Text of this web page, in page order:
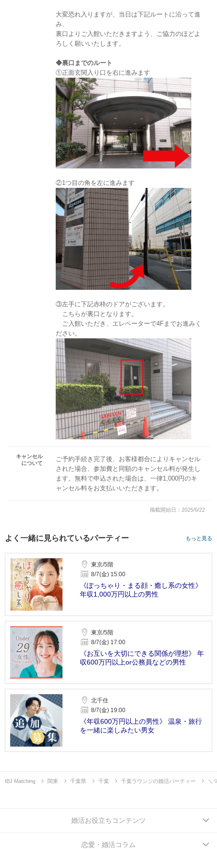
大変恐れ入りますが、当日は下記ルートに沿って進
み、
裏口よりご入館いただきますよう、ご協力のほどよ
ろしく願いいたします。
◆裏口までのルート
①正面玄関入り口を右に進みます
②1つ目の角を左に進みます
③左手に下記赤枠のドアがございます。
こちらが裏口となります。
ご入館いただき、エレベーターで4Fまでお進みく
ださい。
キャンセル
について
ご予約手続き完了後、お客様都合によりキャンセル
された場合、参加費と同額のキャンセル料が発生し
ます。無料で申込された場合は、一律1,000円のキ
ャンセル料をお支払いいただきます。
掲載開始日：2025/6/22
よく一緒に見られているパーティー もっと見る
東京/5階
8/7(金) 15:00
《ぽっちゃり・まる顔・癒し系の女性》
年収1,000万円以上の男性
東京/5階
8/7(金) 17:00
《お互いを大切にできる関係が理想》 年
収600万円以上or公務員などの男性
北千住
8/7(金) 19:00
《年収600万円以上の男性》 温泉・旅行
を一緒に楽しみたい男女
IBJ Matching 関東 千葉県 千葉 千葉ラウンジの婚活パーティー ＼
婚活お役立ちコンテンツ
恋愛・婚活コラム